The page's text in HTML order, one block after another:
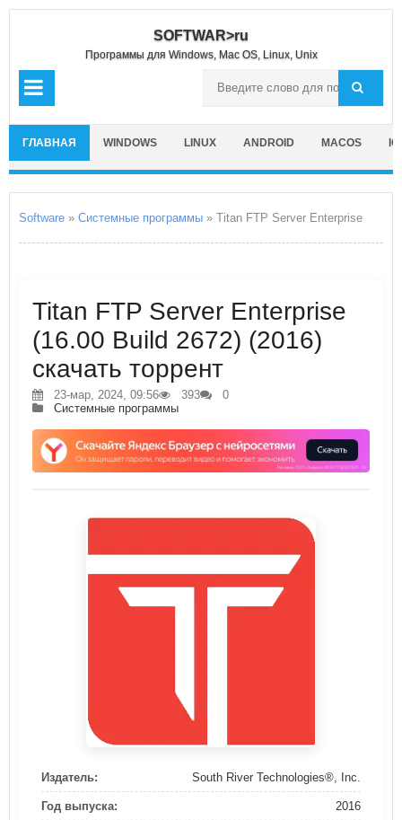
SOFTWAR>ru
Программы для Windows, Mac OS, Linux, Unix
ГЛАВНАЯ WINDOWS LINUX ANDROID MACOS
Software » Системные программы » Titan FTP Server Enterprise
Titan FTP Server Enterprise
(16.00 Build 2672) (2016)
скачать торрент
23-мар, 2024, 09:56 393
0
Системные программы
Издатель: South River Technologies®, Inc.
Год выпуска: 2016